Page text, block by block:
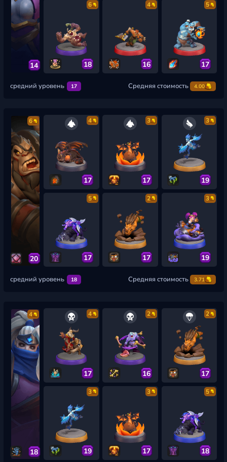
14
6
18
4
16
5
17
средний уровень 17 Средняя стоимость 4.00
6
20
4
17
3
17
3
19
5
17
2
17
3
19
средний уровень 18 Средняя стоимость 3.71
4
18
4
17
2
16
2
17
3
19
3
17
5
18